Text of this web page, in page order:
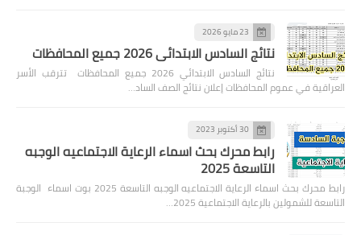
23 مايو 2026
نتائج السادس الابتدائي 2026 جميع المحافظات
نتائج السادس الابتدائي 2026 جميع المحافظات تترقب الأسر
العراقية في عموم المحافظات إعلان نتائج الصف الساد…
30 أكتوبر 2023
رابط محرك بحث اسماء الرعاية الاجتماعيه الوجبه
التاسعة 2025
رابط محرك بحث اسماء الرعاية الاجتماعيه الوجبه التاسعة 2025 بوت اسماء الوجبة
التاسعة للشمولين بالرعاية الاجتماعية 2025…